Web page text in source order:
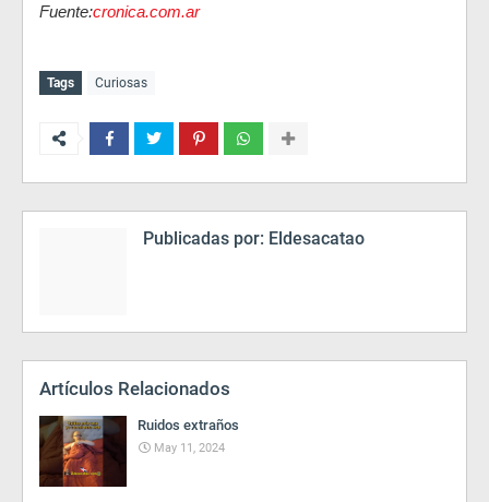
Fuente:cronica.com.ar
Tags Curiosas
Publicadas por: Eldesacatao
Artículos Relacionados
Ruidos extraños
May 11, 2024